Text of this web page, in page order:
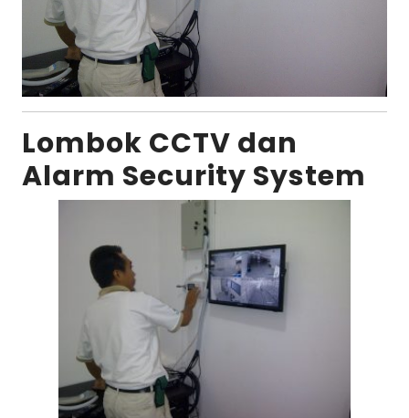
Lombok CCTV dan
Alarm Security System